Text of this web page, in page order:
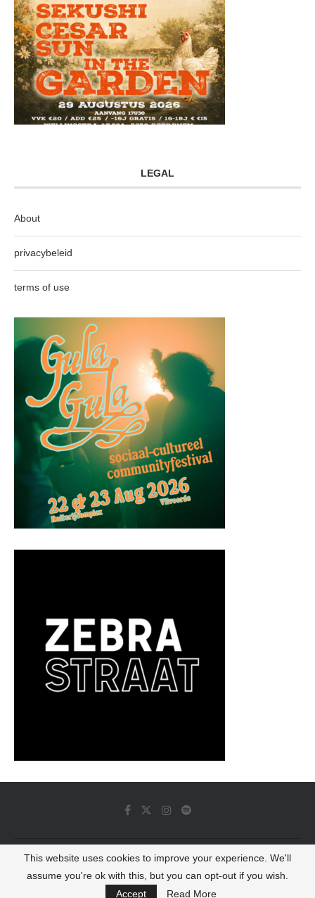
LEGAL
About
privacybeleid
terms of use
© 2022 - Luminous Dash All Rights Reserved
BACK TO TOP
This website uses cookies to improve your experience. We'll
assume you're ok with this, but you can opt-out if you wish.
Accept
Read More